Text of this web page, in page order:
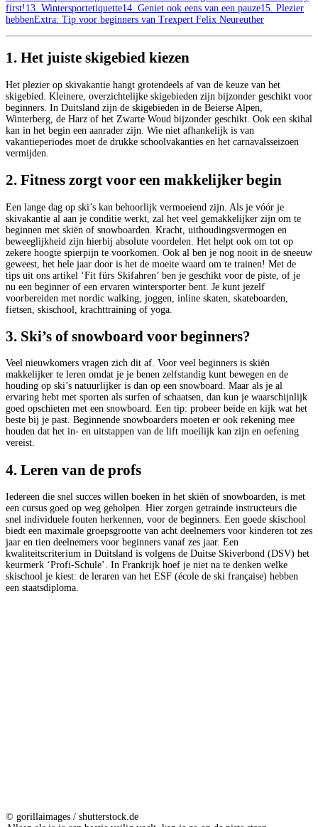
first! 13. Wintersportetiquette14. Geniet ook eens van een pauze15. Plezier
hebbenExtra: Tip voor beginners van Trexpert Felix Neureuther
1. Het juiste skigebied kiezen
Het plezier op skivakantie hangt grotendeels af van de keuze van het
skigebied. Kleinere, overzichtelijke skigebieden zijn bijzonder geschikt voor
beginners. In Duitsland zijn de skigebieden in de Beierse Alpen,
Winterberg, de Harz of het Zwarte Woud bijzonder geschikt. Ook een skihal
kan in het begin een aanrader zijn. Wie niet afhankelijk is van
vakantieperiodes moet de drukke schoolvakanties en het carnavalsseizoen
vermijden.
2. Fitness zorgt voor een makkelijker begin
Een lange dag op ski’s kan behoorlijk vermoeiend zijn. Als je vóór je
skivakantie al aan je conditie werkt, zal het veel gemakkelijker zijn om te
beginnen met skiën of snowboarden. Kracht, uithoudingsvermogen en
beweeglijkheid zijn hierbij absolute voordelen. Het helpt ook om tot op
zekere hoogte spierpijn te voorkomen. Ook al ben je nog nooit in de sneeuw
geweest, het hele jaar door is het de moeite waard om te trainen! Met de
tips uit ons artikel ‘Fit fürs Skifahren’ ben je geschikt voor de piste, of je
nu een beginner of een ervaren wintersporter bent. Je kunt jezelf
voorbereiden met nordic walking, joggen, inline skaten, skateboarden,
fietsen, skischool, krachttraining of yoga.
3. Ski’s of snowboard voor beginners?
Veel nieuwkomers vragen zich dit af. Voor veel beginners is skiën
makkelijker te leren omdat je je benen zelfstandig kunt bewegen en de
houding op ski’s natuurlijker is dan op een snowboard. Maar als je al
ervaring hebt met sporten als surfen of schaatsen, dan kun je waarschijnlijk
goed opschieten met een snowboard. Een tip: probeer beide en kijk wat het
beste bij je past. Beginnende snowboarders moeten er ook rekening mee
houden dat het in- en uitstappen van de lift moeilijk kan zijn en oefening
vereist.
4. Leren van de profs
Iedereen die snel succes willen boeken in het skiën of snowboarden, is met
een cursus goed op weg geholpen. Hier zorgen getrainde instructeurs die
snel individuele fouten herkennen, voor de beginners. Een goede skischool
biedt een maximale groepsgrootte van acht deelnemers voor kinderen tot zes
jaar en tien deelnemers voor beginners vanaf zes jaar. Een
kwaliteitscriterium in Duitsland is volgens de Duitse Skiverbond (DSV) het
keurmerk ‘Profi-Schule’. In Frankrijk hoef je niet na te denken welke
skischool je kiest: de leraren van het ESF (école de ski française) hebben
een staatsdiploma.
© gorillaimages / shutterstock.de